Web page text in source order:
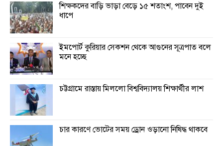
শিক্ষকদের বাড়ি ভাড়া বেড়ে ১৫ শতাংশ, পাবেন দুই
ধাপে
ইমপোর্ট কুরিয়ার সেকশন থেকে আগুনের সূত্রপাত বলে
মনে হচ্ছে
চট্টগ্রামে রাস্তায় মিললো বিশ্ববিদ্যালয় শিক্ষার্থীর লাশ
চার কারণে ভোটের সময় ড্রোন ওড়ানো নিষিদ্ধ থাকবে